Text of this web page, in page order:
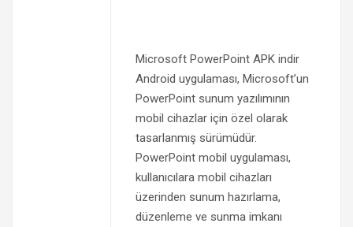
Microsoft PowerPoint APK indir
Android uygulaması, Microsoft’un
PowerPoint sunum yazılımının
mobil cihazlar için özel olarak
tasarlanmış sürümüdür.
PowerPoint mobil uygulaması,
kullanıcılara mobil cihazları
üzerinden sunum hazırlama,
düzenleme ve sunma imkanı